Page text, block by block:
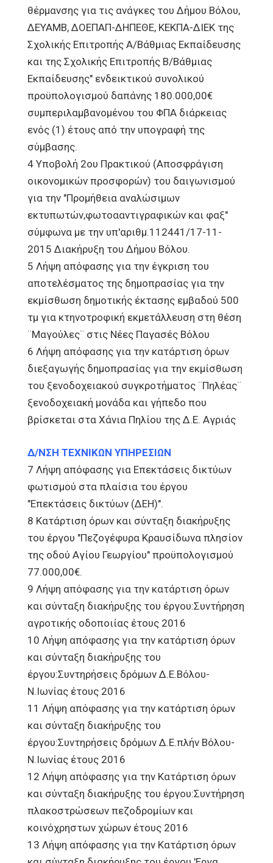
θέρμανσης για τις ανάγκες του Δήμου Βόλου,
ΔΕΥΑΜΒ, ΔΟΕΠΑΠ-ΔΗΠΕΘΕ, ΚΕΚΠΑ-ΔΙΕΚ της
Σχολικής Επιτροπής Α/Βάθμιας Εκπαίδευσης
και της Σχολικής Επιτροπής Β/Βάθμιας
Εκπαίδευσης" ενδεικτικού συνολικού
προϋπολογισμού δαπάνης 180.000,00€
συμπεριλαμβανομένου του ΦΠΑ διάρκειας
ενός (1) έτους από την υπογραφή της
σύμβασης.
4 Υποβολή 2ου Πρακτικού (Αποσφράγιση
οικονομικών προσφορών) του δαιγωνισμού
για την "Προμήθεια αναλώσιμων
εκτυπωτών,φωτοααντιγραφικών και φαξ"
σύμφωνα με την υπ'αριθμ.112441/17-11-
2015 Διακήρυξη του Δήμου Βόλου.
5 Λήψη απόφασης για την έγκριση του
αποτελέσματος της δημοπρασίας για την
εκμίσθωση δημοτικής έκτασης εμβαδού 500
τμ για κτηνοτροφική εκμετάλλευση στη θέση
¨Μαγούλες¨ στις Νέες Παγασές Βόλου
6 Λήψη απόφασης για την κατάρτιση όρων
διεξαγωγής δημοπρασίας για την εκμίσθωση
του ξενοδοχειακού συγκροτήματος ¨Πηλέας¨
ξενοδοχειακή μονάδα και γήπεδο που
βρίσκεται στα Χάνια Πηλίου της Δ.Ε. Αγριάς
Δ/ΝΣΗ ΤΕΧΝΙΚΩΝ ΥΠΗΡΕΣΙΩΝ
7 Λήψη απόφασης για Επεκτάσεις δικτύων
φωτισμού στα πλαίσια του έργου
"Επεκτάσεις δικτύων (ΔΕΗ)".
8 Κατάρτιση όρων και σύνταξη διακήρυξης
του έργου "Πεζογέφυρα Κραυσίδωνα πλησίον
της οδού Αγίου Γεωργίου" προϋπολογισμού
77.000,00€.
9 Λήψη απόφασης για την κατάρτιση όρων
και σύνταξη διακήρυξης του έργου:Συντήρηση
αγροτικής οδοποιίας έτους 2016
10 Λήψη απόφασης για την κατάρτιση όρων
και σύνταξη διακήρυξης του
έργου:Συντηρήσεις δρόμων Δ.Ε.Βόλου-
Ν.Ιωνίας έτους 2016
11 Λήψη απόφασης για την κατάρτιση όρων
και σύνταξη διακήρυξης του
έργου:Συντηρήσεις δρόμων Δ.Ε.πλήν Βόλου-
Ν.Ιωνίας έτους 2016
12 Λήψη απόφασης για την Κατάρτιση όρων
και σύνταξη διακήρυξης του έργου:Συντήρηση
πλακοστρώσεων πεζοδρομίων και
κοινόχρηστων χώρων έτους 2016
13 Λήψη απόφασης για την Κατάρτιση όρων